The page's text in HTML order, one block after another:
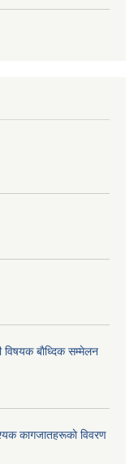
विषयक बाैध्दिक सम्मेलन
कागजातहरूकाे विवरण